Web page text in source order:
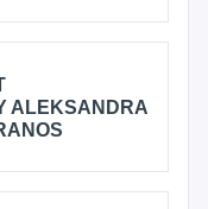
ALEKSANDRA